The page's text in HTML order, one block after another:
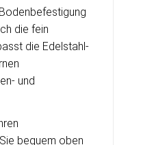
die fein
die Edelstahl-
und
bequem oben